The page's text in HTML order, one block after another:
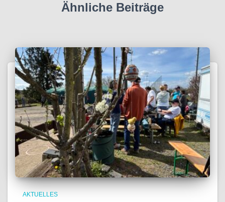
Ähnliche Beiträge
AKTUELLES